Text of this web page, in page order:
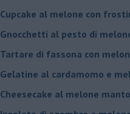
Cupcake al melone con
Gnocchetti al pesto di
Tartare di fassona con
Gelatine al cardamomo e
Cheesecake al melone